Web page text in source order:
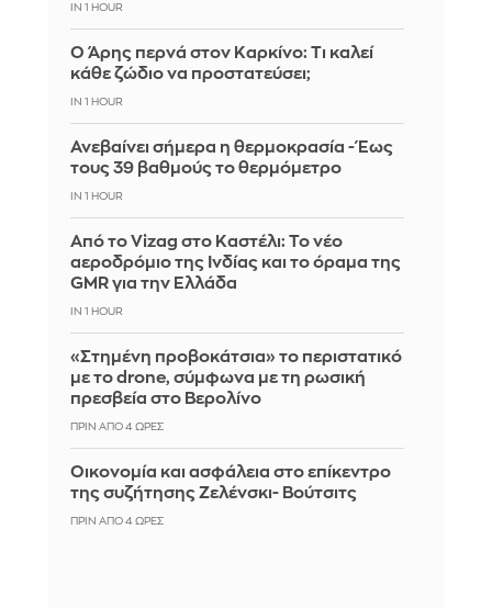
IN 1 HOUR
Ο Άρης περνά στον Καρκίνο: Τι καλεί
κάθε ζώδιο να προστατεύσει;
IN 1 HOUR
Ανεβαίνει σήμερα η θερμοκρασία - Έως
τους 39 βαθμούς το θερμόμετρο
IN 1 HOUR
Από το Vizag στο Καστέλι: Το νέο
αεροδρόμιο της Ινδίας και το όραμα της
GMR για την Ελλάδα
IN 1 HOUR
«Στημένη προβοκάτσια» το περιστατικό
με το drone, σύμφωνα με τη ρωσική
πρεσβεία στο Βερολίνο
ΠΡΙΝ ΑΠΌ 4 ΏΡΕΣ
Οικονομία και ασφάλεια στο επίκεντρο
της συζήτησης Ζελένσκι- Βούτσιτς
ΠΡΙΝ ΑΠΌ 4 ΏΡΕΣ